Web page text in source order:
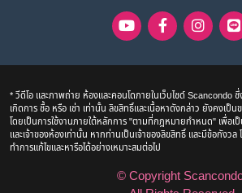
* วีดีโอ และภาพถ่าย ห้องและคอนโดภายในเว็บไซด์ Scancondo
เกิดการ ซื้อ หรือ เช่า เท่านั้น ลิขสิทธิ์และเนื้อหาดังกล่าว ยังคงเป็น
โดยเป็นการใช้งานภายใต้หลักการ "ตามที่กฎหมายกำหนด" เพื่อเ
และเจ้าของห้องเท่านั้น หากท่านเป็นเจ้าของลิขสิทธิ์ และมีข้อกังว
ทำการแก้ไขและหารือได้อย่างเหมาะสมต่อไป
© Copyright